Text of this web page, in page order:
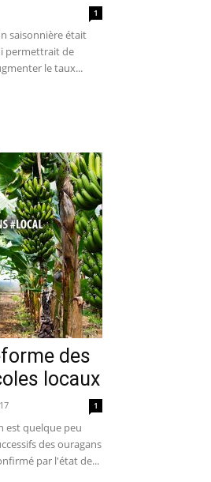
1
saisonnière était
permettrait de
le taux...
des
locaux
1
est quelque peu
des ouragans
par l'état de...